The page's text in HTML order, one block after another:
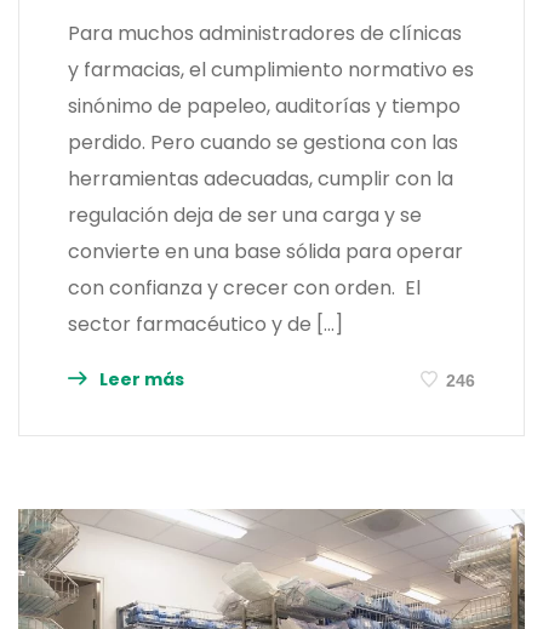
Para muchos administradores de clínicas
y farmacias, el cumplimiento normativo es
sinónimo de papeleo, auditorías y tiempo
perdido. Pero cuando se gestiona con las
herramientas adecuadas, cumplir con la
regulación deja de ser una carga y se
convierte en una base sólida para operar
con confianza y crecer con orden. El
sector farmacéutico y de […]
Leer más 246